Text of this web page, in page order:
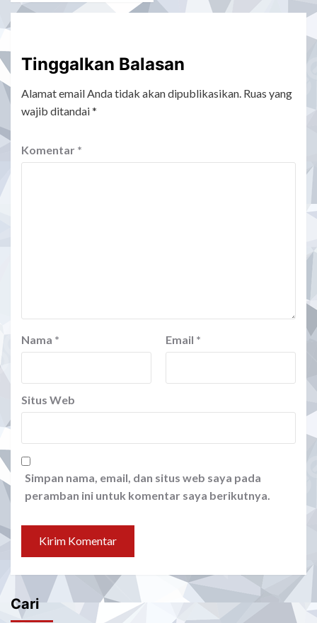
Tinggalkan Balasan
Alamat email Anda tidak akan dipublikasikan. Ruas yang
wajib ditandai*
Komentar *
Nama * Email *
Situs Web
Simpan nama, email, dan situs web saya pada
peramban ini untuk komentar saya berikutnya.
Cari